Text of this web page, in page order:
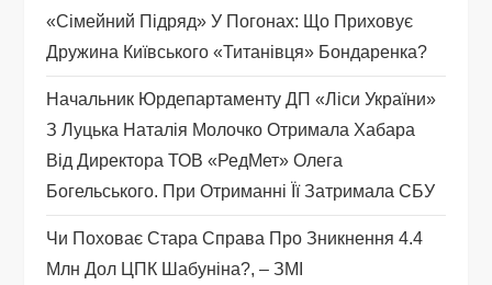
и
с
і
в
«Сімейний Підряд» У Погонах: Що Приховує
Дружина Київського «титанівця» Бондаренка?
Начальник Юрдепартаменту ДП «Ліси України»
З Луцька Наталія Молочко Отримала Хабара
Від Директора ТОВ «РедМет» Олега
Богельського. При Отриманні Її Затримала СБУ
Чи Поховає Стара Справа Про Зникнення 4.4
Млн Дол ЦПК Шабуніна?, – ЗМІ